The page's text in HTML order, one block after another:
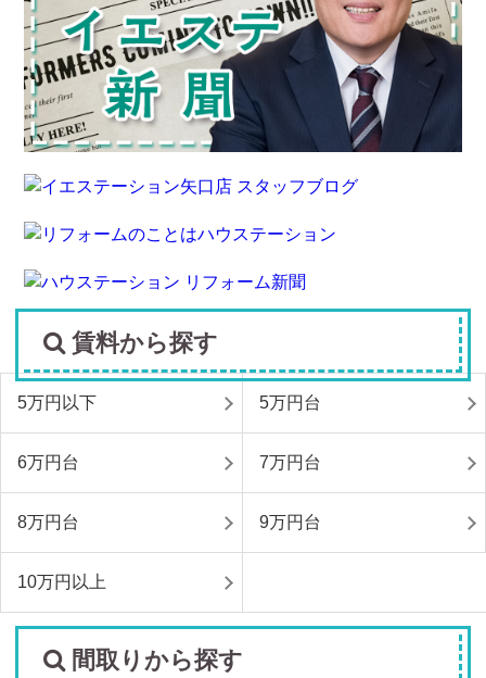
賃料から探す
5万円以下 5万円台
6万円台 7万円台
8万円台 9万円台
10万円以上
間取りから探す